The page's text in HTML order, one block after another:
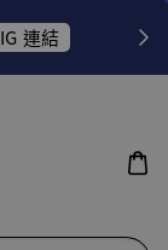
IG 連結